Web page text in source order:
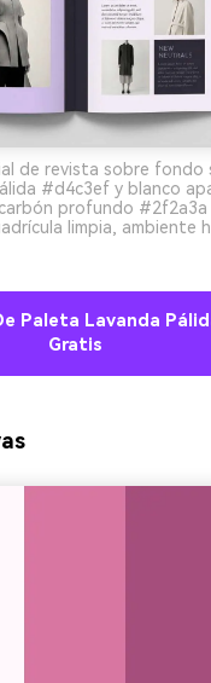
de revista sobre fondo
#d4c3ef y blanco
profundo
limpia, ambiente
Paleta Lavanda
Gratis